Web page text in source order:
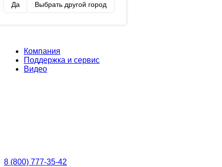
Да Выбрать другой город
Компания
Поддержка и сервис
Видео
8 (800) 777-35-42